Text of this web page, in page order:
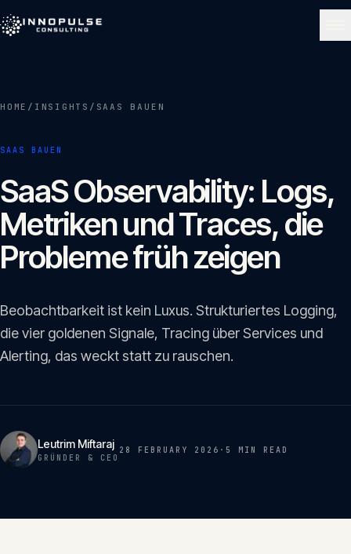
Über uns 02
Leistungen 03
Portfolio 04
Insights
Glossar
HOME / INSIGHTS / SAAS BAUEN
SAAS BAUEN
SaaS Observability: Logs,
Metriken und Traces, die
Probleme früh zeigen
Beobachtbarkeit ist kein Luxus. Strukturiertes Logging,
die vier goldenen Signale, Tracing über Services und
Alerting, das weckt statt zu rauschen.
Leutrim Miftaraj
GRÜNDER & CEO
28 FEBRUARY 2026 · 5 MIN READ